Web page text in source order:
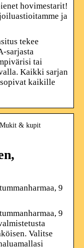
hovimestarit!
ja
tekee
sarjasta
tai
Kaikki sarjan
sopivat kaikille
& kupit
9
9
Valitse